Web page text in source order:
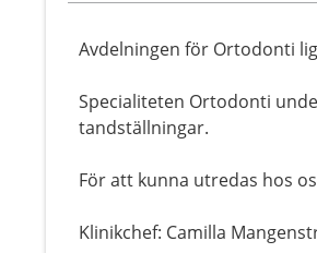
Avdelningen för Ortodonti
Specialiteten Ortodonti
tandställningar.
För att kunna utredas hos
Klinikchef: Camilla